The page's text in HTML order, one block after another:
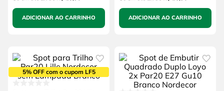
ADICIONAR AO CARRINHO ADICIONAR AO CARRINHO
5% OFF com o cupom LF5